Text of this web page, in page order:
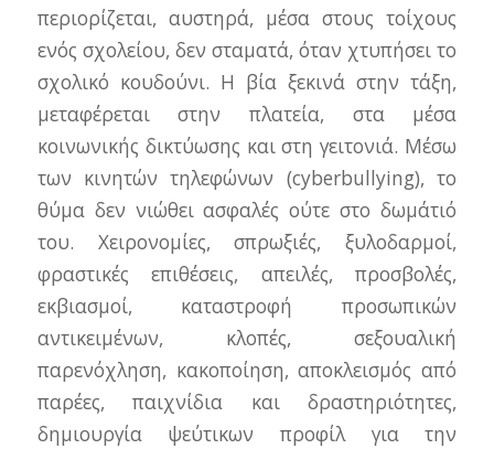
περιορίζεται, αυστηρά, μέσα στους τοίχους
ενός σχολείου, δεν σταματά, όταν χτυπήσει το
σχολικό κουδούνι. Η βία ξεκινά στην τάξη,
μεταφέρεται στην πλατεία, στα μέσα
κοινωνικής δικτύωσης και στη γειτονιά. Μέσω
των κινητών τηλεφώνων (cyberbullying), το
θύμα δεν νιώθει ασφαλές ούτε στο δωμάτιό
του. Χειρονομίες, σπρωξιές, ξυλοδαρμοί,
φραστικές επιθέσεις, απειλές, προσβολές,
εκβιασμοί, καταστροφή προσωπικών
αντικειμένων, κλοπές, σεξουαλική
παρενόχληση, κακοποίηση, αποκλεισμός από
παρέες, παιχνίδια και δραστηριότητες,
δημιουργία ψεύτικων προφίλ για την